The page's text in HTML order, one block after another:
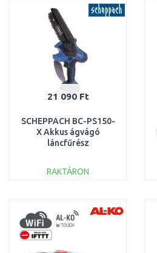
Összehasonlítás
21 090 Ft
SCHEPPACH BC-PS150-
X Akkus ágvágó
láncfűrész
5910310900
SZERVIZELT
RAKTÁRON
Összehasonlítás